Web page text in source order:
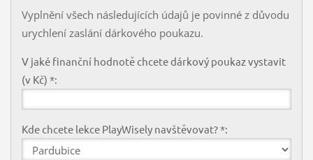
Vyplnění všech následujících údajů je povinné z důvodu
urychlení zaslání dárkového poukazu.
V jaké finanční hodnotě chcete dárkový poukaz vystavit
(v Kč) *:
Kde chcete lekce PlayWisely navštěvovat? *: